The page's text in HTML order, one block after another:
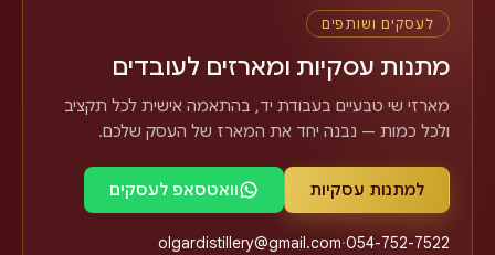
לעסקים ושותפים
מתנות עסקיות ומארזים לעובדים
מארזי שי טבעיים בעבודת יד, בהתאמה אישית לכל תקציב
ולכל כמות — נבנה יחד את המארז של העסק שלכם.
למתנות עסקיות וואטסאפ לעסקים
054-752-7522
·
olgardistillery@gmail.com